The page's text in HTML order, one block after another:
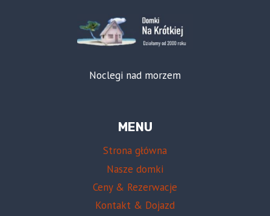
Noclegi nad morzem
MENU
Strona główna
Nasze domki
Ceny & Rezerwacje
Kontakt & Dojazd